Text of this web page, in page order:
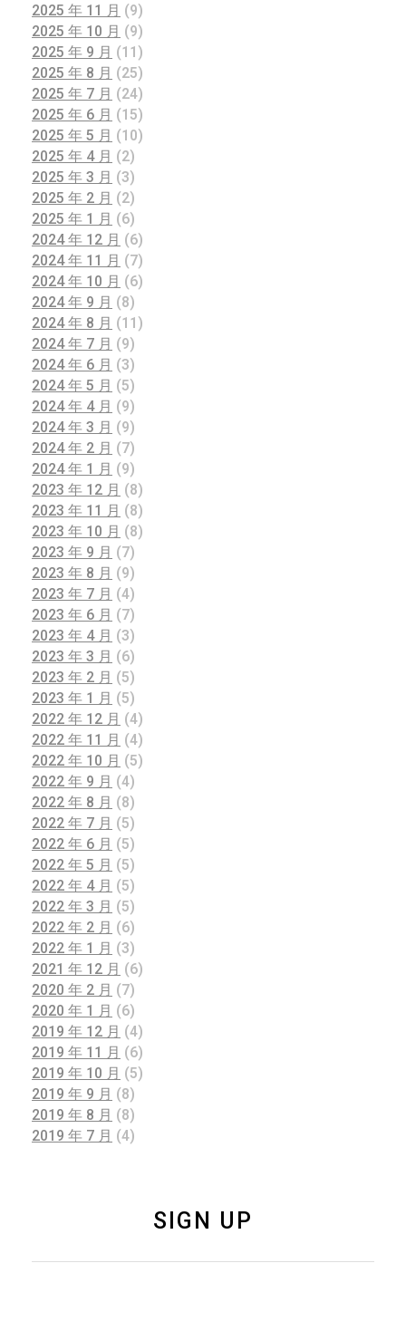
2025 年 11 月 (9)
2025 年 10 月 (9)
2025 年 9 月 (11)
2025 年 8 月 (25)
2025 年 7 月 (24)
2025 年 6 月 (15)
2025 年 5 月 (10)
2025 年 4 月 (2)
2025 年 3 月 (3)
2025 年 2 月 (2)
2025 年 1 月 (6)
2024 年 12 月 (6)
2024 年 11 月 (7)
2024 年 10 月 (6)
2024 年 9 月 (8)
2024 年 8 月 (11)
2024 年 7 月 (9)
2024 年 6 月 (3)
2024 年 5 月 (5)
2024 年 4 月 (9)
2024 年 3 月 (9)
2024 年 2 月 (7)
2024 年 1 月 (9)
2023 年 12 月 (8)
2023 年 11 月 (8)
2023 年 10 月 (8)
2023 年 9 月 (7)
2023 年 8 月 (9)
2023 年 7 月 (4)
2023 年 6 月 (7)
2023 年 4 月 (3)
2023 年 3 月 (6)
2023 年 2 月 (5)
2023 年 1 月 (5)
2022 年 12 月 (4)
2022 年 11 月 (4)
2022 年 10 月 (5)
2022 年 9 月 (4)
2022 年 8 月 (8)
2022 年 7 月 (5)
2022 年 6 月 (5)
2022 年 5 月 (5)
2022 年 4 月 (5)
2022 年 3 月 (5)
2022 年 2 月 (6)
2022 年 1 月 (3)
2021 年 12 月 (6)
2020 年 2 月 (7)
2020 年 1 月 (6)
2019 年 12 月 (4)
2019 年 11 月 (6)
2019 年 10 月 (5)
2019 年 9 月 (8)
2019 年 8 月 (8)
2019 年 7 月 (4)
SIGN UP